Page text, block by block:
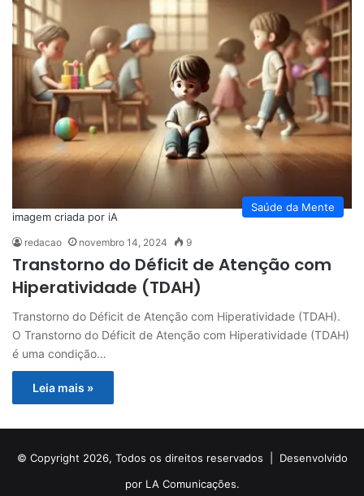
Saúde da Mente
imagem criada por iA
redacao novembro 14, 2024 9
Transtorno do Déficit de Atenção com
Hiperatividade (TDAH)
Transtorno do Déficit de Atenção com Hiperatividade (TDAH).
O Transtorno do Déficit de Atenção com Hiperatividade (TDAH)
é uma condição…
Leia mais »
© Copyright 2026, Todos os direitos reservados | Desenvolvido
por LA Comunicações.